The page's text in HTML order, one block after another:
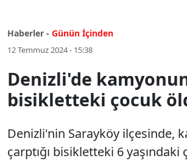
Haberler - Günün İçinden
12 Temmuz 2024 - 15:38
Denizli'de
bisikletteki çocuk
Denizli'nin Sarayköy ilçesinde,
çarptığı bisikletteki 6 yaşındaki